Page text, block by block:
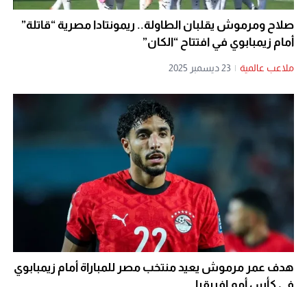
صلاح ومرموش يقلبان الطاولة.. ريمونتادا مصرية “قاتلة”
أمام زيمبابوي في افتتاح “الكان”
ملاعب عالمية | 23 ديسمبر 2025
هدف عمر مرموش يعيد منتخب مصر للمباراة أمام زيمبابوي